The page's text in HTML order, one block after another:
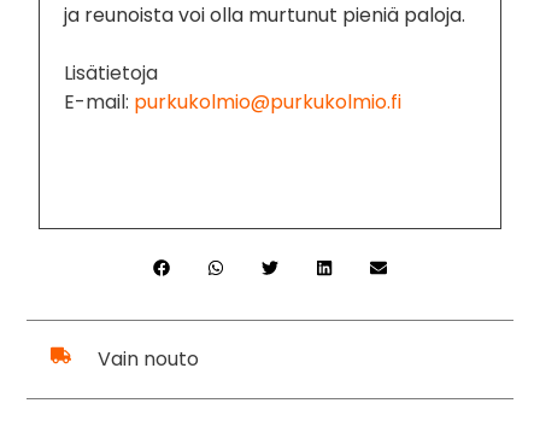
ja reunoista voi olla murtunut pieniä paloja.
Lisätietoja
E-mail: purkukolmio@purkukolmio.fi
Vain nouto